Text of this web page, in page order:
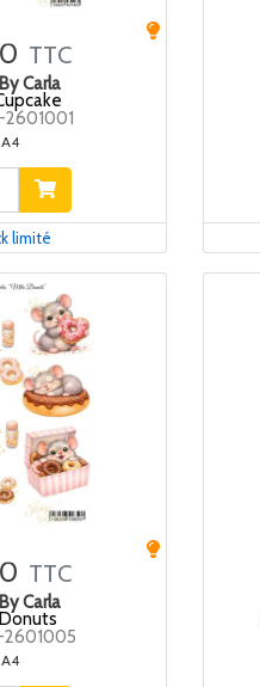
TTC
Carla
2601001
A4
limité
TTC
Carla
2601005
A4